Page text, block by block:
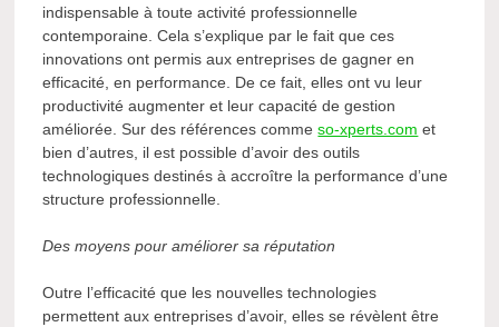
indispensable à toute activité professionnelle
contemporaine. Cela s’explique par le fait que ces
innovations ont permis aux entreprises de gagner en
efficacité, en performance. De ce fait, elles ont vu leur
productivité augmenter et leur capacité de gestion
améliorée. Sur des références commeso-xperts.com et
bien d’autres, il est possible d’avoir des outils
technologiques destinés à accroître la performance d’une
structure professionnelle.
Des moyens pour améliorer sa réputation
Outre l’efficacité que les nouvelles technologies
permettent aux entreprises d’avoir, elles se révèlent être